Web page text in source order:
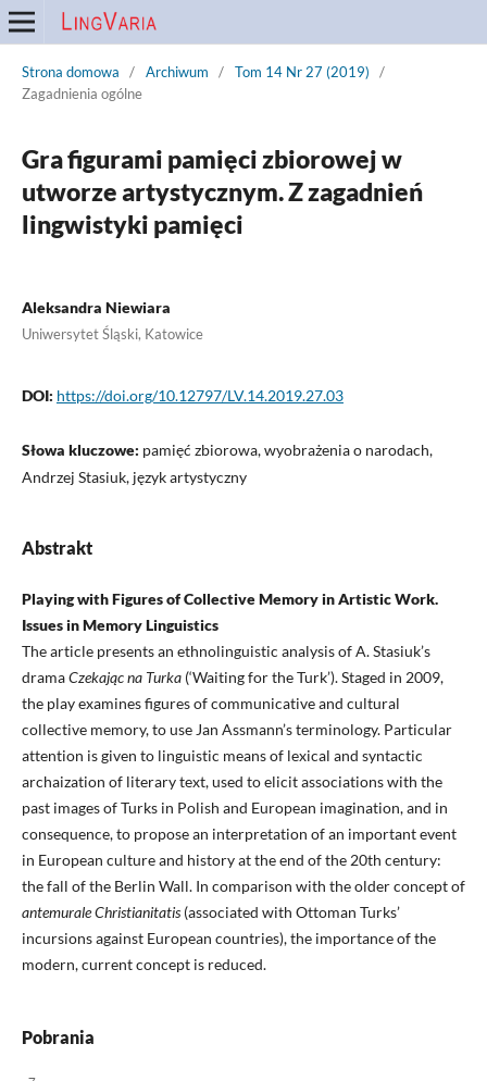
Strona domowa / Archiwum / Tom 14 Nr 27 (2019)
/
Zagadnienia ogólne
Gra figurami pamięci zbiorowej w
utworze artystycznym. Z zagadnień
lingwistyki pamięci
Aleksandra Niewiara
Uniwersytet Śląski, Katowice
DOI: https://doi.org/10.12797/LV.14.2019.27.03
Słowa kluczowe: pamięć zbiorowa, wyobrażenia o narodach,
Andrzej Stasiuk, język artystyczny
Abstrakt
Playing with Figures of Collective Memory in Artistic Work.
Issues in Memory Linguistics
The article presents an ethnolinguistic analysis of A. Stasiuk’s
dramaCzekając na Turka(‘Waiting for the Turk’). Staged in 2009,
the play examines figures of communicative and cultural
collective memory, to use Jan Assmann’s terminology. Particular
attention is given to linguistic means of lexical and syntactic
archaization of literary text, used to elicit associations with the
past images of Turks in Polish and European imagination, and in
consequence, to propose an interpretation of an important event
in European culture and history at the end of the 20th century:
the fall of the Berlin Wall. In comparison with the older concept of
antemurale Christianitatis(associated with Ottoman Turks’
incursions against European countries), the importance of the
modern, current concept is reduced.
Pobrania